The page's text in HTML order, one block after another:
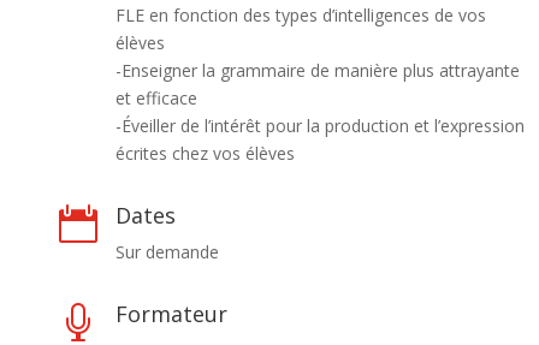
FLE en fonction des types d’intelligences de vos
élèves
-Enseigner la grammaire de manière plus attrayante
et efficace
-Éveiller de l’intérêt pour la production et l’expression
écrites chez vos élèves
 Dates
Sur demande
 Formateur